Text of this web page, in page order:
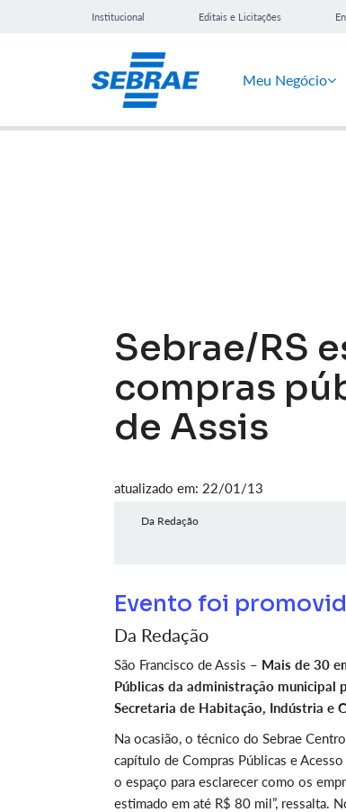
Institucional Editais e Licitações
Meu Negócio
Sebrae/RS
compras
de Assis
atualizado em: 22/01/13
Da Redação
Evento foi
Da Redação
São Francisco de Assis – Mais de 30
Públicas da administração municipal
Secretaria de Habitação, Indústria e
Na ocasião, o técnico do Sebrae
capítulo de Compras Públicas e
o espaço para esclarecer como os
estimado em até R$ 80 mil”, ressalta.